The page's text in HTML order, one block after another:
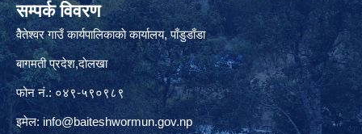
सम्पर्क विवरण
वैेतेश्वर गाउँ कार्यपालिकाकाे कार्यालय, पाँडुडाँडा
बागमती‌ प्रदेश,दाेलखा
फोन नं.: ०४९-५९०९८९
इमेल: info@baiteshwormun.gov.np